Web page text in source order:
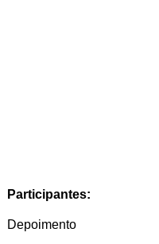
Participantes:
Depoimento